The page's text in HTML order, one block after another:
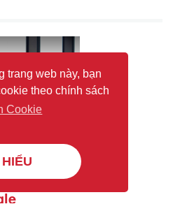
trang web này, bạn
theo chính sách
Cookie